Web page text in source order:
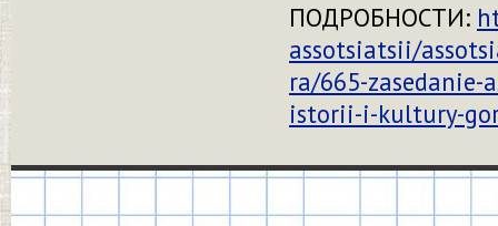
ПОДРОБНОСТИ:
assotsiatsii/
ra/665-
istorii-i-kultury-